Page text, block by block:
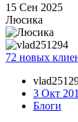
15 Сен 2025
Люсика
72 новых
3 Окт
Блоги